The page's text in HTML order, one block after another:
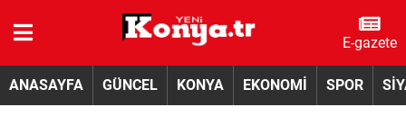
E-gazete
ANASAYFA GÜNCEL KONYA EKONOMİ SPOR